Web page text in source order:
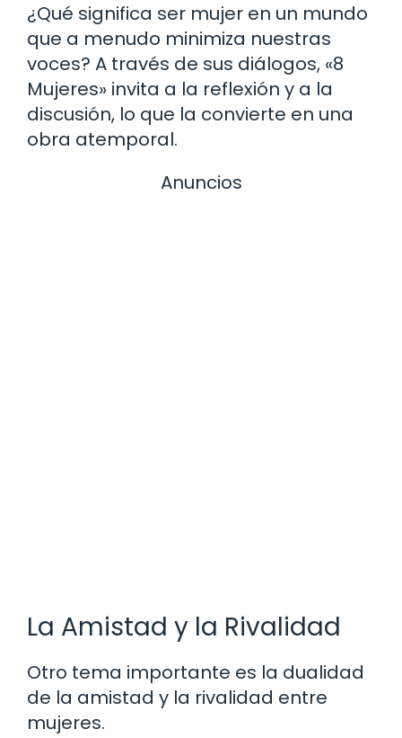
¿Qué significa ser mujer en un mundo
que a menudo minimiza nuestras
voces? A través de sus diálogos, «8
Mujeres» invita a la reflexión y a la
discusión, lo que la convierte en una
obra atemporal.
Anuncios
La Amistad y la Rivalidad
Otro tema importante es la dualidad
de la amistad y la rivalidad entre
mujeres.